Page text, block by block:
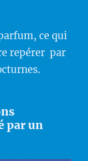
ce qui
repérer par
par un